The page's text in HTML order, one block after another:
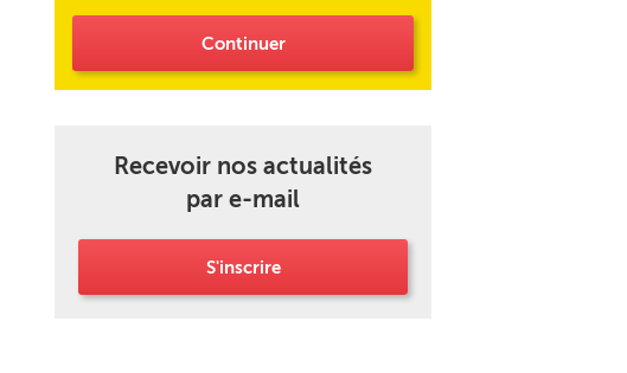
Continuer
Recevoir nos actualités
par e-mail
S'inscrire